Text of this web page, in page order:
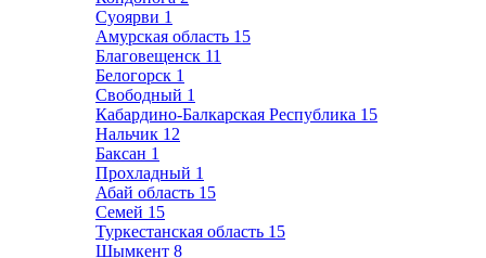
Суоярви 1
Амурская область 15
Благовещенск 11
Белогорск 1
Свободный 1
Кабардино-Балкарская Республика 15
Нальчик 12
Баксан 1
Прохладный 1
Абай область 15
Семей 15
Туркестанская область 15
Шымкент 8